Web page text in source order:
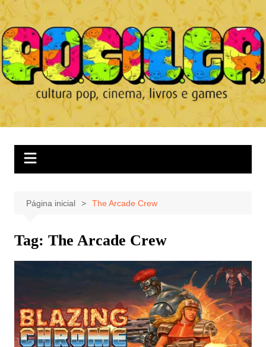
Ir
para
o
conteúdo
Página inicial The Arcade Crew
Tag: The Arcade Crew